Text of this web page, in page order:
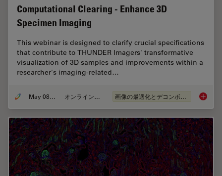
Computational Clearing - Enhance 3D
Specimen Imaging
This webinar is designed to clarify crucial specifications
that contribute to THUNDER Imagers' transformative
visualization of 3D samples and improvements within a
researcher's imaging-related…
May 08, 2020 オンラインセミナー 画像の最適化とデコンボリューション